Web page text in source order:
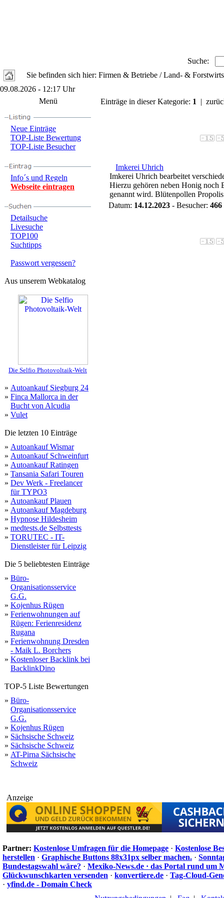
Suche:
Sie befinden sich hier: Firmen & Betriebe / Land- &
09.08.2026 - 12:17 Uhr
Menü
Neue Einträge
TOP-Liste Bewertung
TOP-Liste Besucher
Info´s und Regeln
Webseite eintragen
Detailsuche
Livesuche
TOP100
Suchtipps
Passwort vergessen?
Aus unserem Webkatalog
Die Selfio Photovoltaik-Welt
» Autoankauf Siegburg 24
» Finca Mallorca in der
Bucht von Alcudia
» Vulet
Die letzten 10 Einträge
» Autoankauf Wismar
» Autoankauf Schweinfurt
» Autoankauf Ratingen
» Tansania Safari Touren
» Dev Werk - Freelancer
für TYPO3
» Autoankauf Plauen
» Autoankauf Magdeburg
» Hypnose Hildesheim
» medtests.de Selbsttests
» TORUTEC - IT-
Dienstleister für Leipzig
Die 5 beliebtesten Einträge
» Büro-
Organisationsservice
G.G.
» Kojenhus Rügen
» Ferienwohnungen auf
Rügen: Ferienresidenz
Rugana
» Ferienwohnung Dresden
- Maik L. Borchers
» Kostenloser Backlink bei
BacklinkDino
TOP-5 Liste Bewertungen
» Büro-
Organisationsservice
G.G.
» Kojenhus Rügen
» Sächsische Schweiz
» Sächsische Schweiz
» AT-Pirna Sächsische
Schweiz
Einträge in dieser Kategorie: 1 |
Imkerei Uhrich
Imkerei Uhrich bearbeitet
Hierzu gehören neben Honig noch
genannt wird. Blütenpollen
Datum: 14.12.2023 - Besucher: 466
Anzeige
Partner: Kostenlose Umfragen für die Homepage · Kostenlose
herstellen · Graphische Buttons 88x31px selber machen. ·
Bundestagswahl wäre? · Mexiko-News.de · das Portal rund um
Glückwunschkarten versenden · konvertiere.de · Tag-Cloud-
· yfind.de - Domain Check